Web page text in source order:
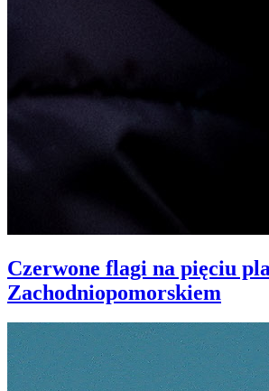
Czerwone flagi na pięciu
Zachodniopomorskiem